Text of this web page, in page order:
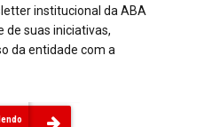
institucional da ABA
de suas iniciativas,
da entidade com a